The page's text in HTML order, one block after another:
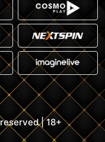
| 18+